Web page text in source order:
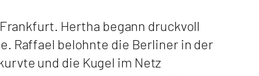
Hertha begann druckvoll
Raffael belohnte die Berliner in der
und die Kugel im Netz